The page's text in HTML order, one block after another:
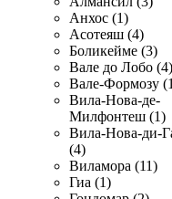
Анхос (1)
Асотеяш (4)
Боликейме (3)
Вале до Лобо (4)
Вале-Формозу
Вила-Нова-де-
Милфонтеш (1)
Вила-Нова-ди-
(4)
Виламора (11)
Гиа (1)